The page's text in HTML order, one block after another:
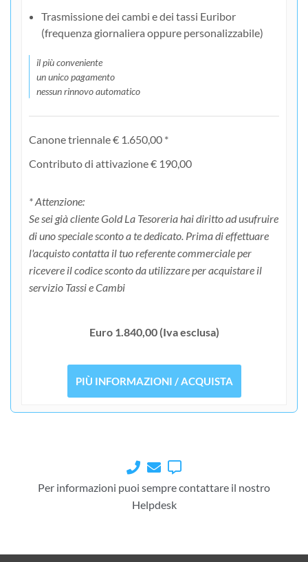
Trasmissione dei cambi e dei tassi Euribor
(frequenza giornaliera oppure personalizzabile)
il più conveniente
un unico pagamento
nessun rinnovo automatico
Canone triennale € 1.650,00 *
Contributo di attivazione € 190,00
* Attenzione:
Se sei già cliente Gold La Tesoreria hai diritto ad usufruire
di uno speciale sconto a te dedicato. Prima di effettuare
l'acquisto contatta il tuo referente commerciale per
ricevere il codice sconto da utilizzare per acquistare il
servizio Tassi e Cambi
Euro 1.840,00 (Iva esclusa)
PIÙ INFORMAZIONI / ACQUISTA
Per informazioni puoi sempre contattare il nostro
Helpdesk